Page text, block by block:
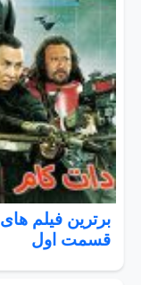
قسمت اول